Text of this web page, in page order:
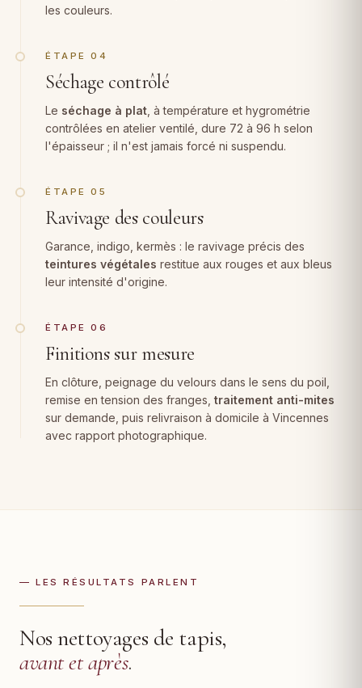
les couleurs.
ÉTAPE 04
Séchage contrôlé
Le séchage à plat , à température et hygrométrie
contrôlées en atelier ventilé, dure 72 à 96 h selon
l'épaisseur ; il n'est jamais forcé ni suspendu.
ÉTAPE 05
Ravivage des couleurs
Garance, indigo, kermès : le ravivage précis des
teintures végétales restitue aux rouges et aux bleus
leur intensité d'origine.
ÉTAPE 06
Finitions sur mesure
En clôture, peignage du velours dans le sens du poil,
remise en tension des franges, traitement anti-mites
sur demande, puis relivraison à domicile à Vincennes
avec rapport photographique.
— LES RÉSULTATS PARLENT
Nos nettoyages de tapis,
avant et après.